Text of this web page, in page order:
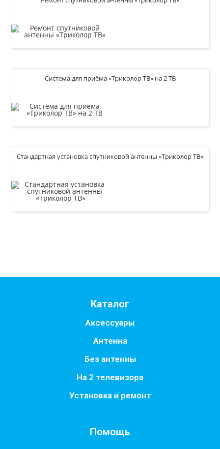
2 000Р
Система для приёма «Триколор ТВ» на 2 ТВ
0Р
Стандартная установка спутниковой антенны «Триколор ТВ»
Каталог
Аксессуары
Антенна
Без антенны
На 2 телевизора
Установка и ремонт
Помощь